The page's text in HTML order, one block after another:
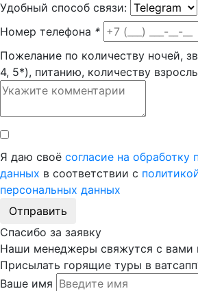
Удобный способ связи:
Номер телефона *
Пожелание по количеству ночей,
4, 5*), питанию, количеству
Я даю своё согласие на обработку
данных в соответствии с
персональных данных
Отправить
Спасибо за заявку
Наши менеджеры свяжутся с вами
Присылать горящие туры в
Ваше имя